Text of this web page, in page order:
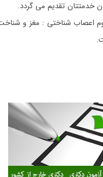
خدمتتان تقدیم می گردد.
اعصاب شناختی : مغز و